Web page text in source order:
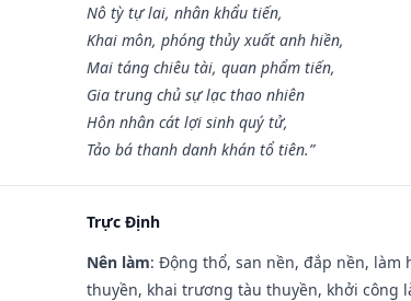
Nô tỳ tự lai, nhân khẩu tiến,
Khai môn, phóng thủy xuất anh hiền,
Mai táng chiêu tài, quan phẩm tiến,
Gia trung chủ sự lạc thao nhiên
Hôn nhân cát lợi sinh quý tử,
Tảo bá thanh danh khán tổ tiên.”
Trực Định
Nên làm: Động thổ, san nền, đắp nền, làm
thuyền, khai trương tàu thuyền, khởi công